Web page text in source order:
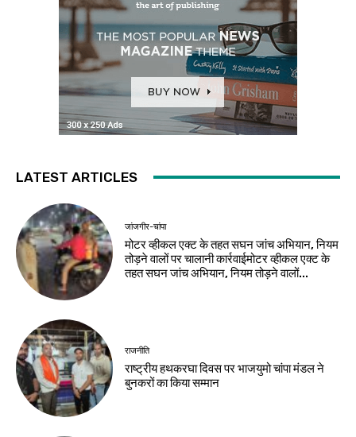
LATEST ARTICLES
जांजगीर-चांपा
मोटर व्हीकल एक्ट के तहत सघन जांच अभियान, नियम
तोड़ने वालों पर चालानी कार्रवाईमोटर व्हीकल एक्ट के
तहत सघन जांच अभियान, नियम तोड़ने वालों...
राजनीति
राष्ट्रीय हथकरघा दिवस पर भाजयुमो चांपा मंडल ने
बुनकरों का किया सम्मान